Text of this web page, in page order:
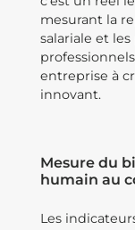
mesurant la
salariale et
entreprise à
innovant.
Mesure du
humain au
Les